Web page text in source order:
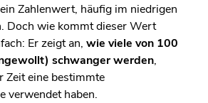
Zahlenwert, häufig im niedrigen
Doch wie kommt dieser Wert
Er zeigt an, wie viele von 100
schwanger werden,
Zeit eine bestimmte
verwendet haben.